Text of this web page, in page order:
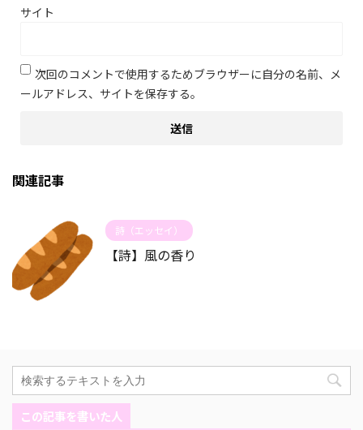
サイト
次回のコメントで使用するためブラウザーに自分の名前、メ
ールアドレス、サイトを保存する。
関連記事
詩（エッセイ）
【詩】風の香り
この記事を書いた人